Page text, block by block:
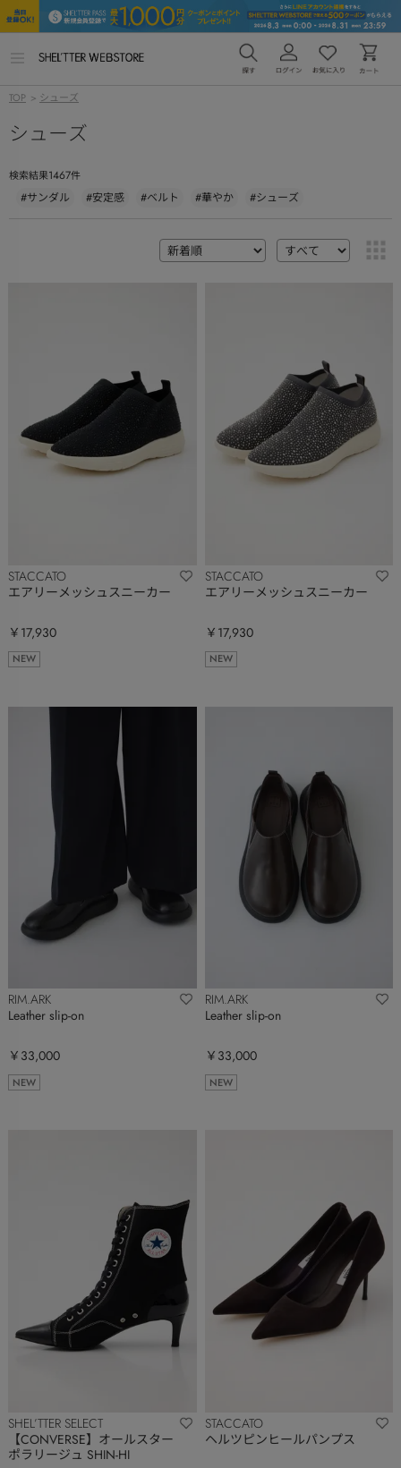
ー
開
く
TOP > シューズ
シューズ
検索結果1467件
#サンダル #安定感 #ベルト #華やか #シューズ
STACCATO
エアリーメッシュスニーカー
￥17,930
NEW
STACCATO
エアリーメッシュスニーカー
￥17,930
NEW
RIM.ARK
Leather slip-on
￥33,000
NEW
RIM.ARK
Leather slip-on
￥33,000
NEW
SHEL’TTER SELECT
【CONVERSE】オールスター
ポラリージュ SHIN-HI
STACCATO
ヘルツピンヒールパンプス